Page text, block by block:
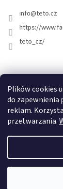
Plików cookies
do zapewnienia
reklam.
przetwarzania.
info@teto.cz
https://
teto_cz/
Copyright 2026